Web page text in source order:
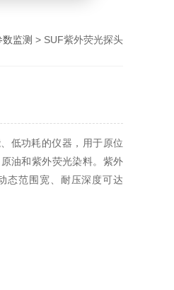
监测 > SUF紫外荧光探头
低功耗的仪器，用于原位
油和紫外荧光染料。紫外
态范围宽、耐压深度可达
灯和光学滤波器进行激